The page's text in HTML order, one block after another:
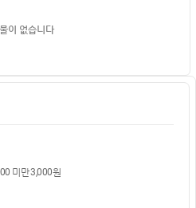
이 없습니다
미만 3,000원